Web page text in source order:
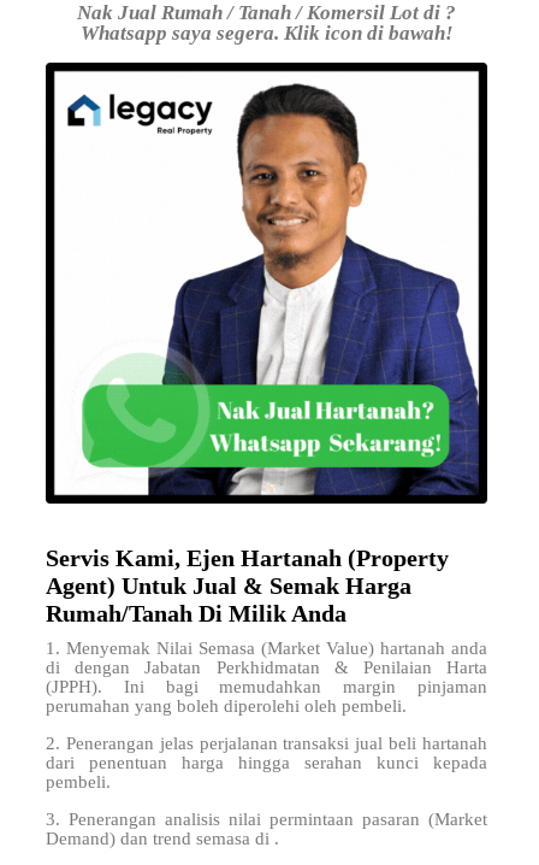
Nak Jual Rumah / Tanah / Komersil Lot di ?
Whatsapp saya segera. Klik icon di bawah!
Servis Kami, Ejen Hartanah (Property
Agent) Untuk Jual & Semak Harga
Rumah/Tanah Di Milik Anda
1. Menyemak Nilai Semasa (Market Value) hartanah anda
didengan Jabatan Perkhidmatan & Penilaian Harta
(JPPH). Ini bagi memudahkan margin pinjaman
perumahan yang boleh diperolehi oleh pembeli.
2. Penerangan jelas perjalanan transaksi jual beli hartanah
dari penentuan harga hingga serahan kunci kepada
pembeli.
3. Penerangan analisis nilai permintaan pasaran (Market
Demand) dan trend semasa di .